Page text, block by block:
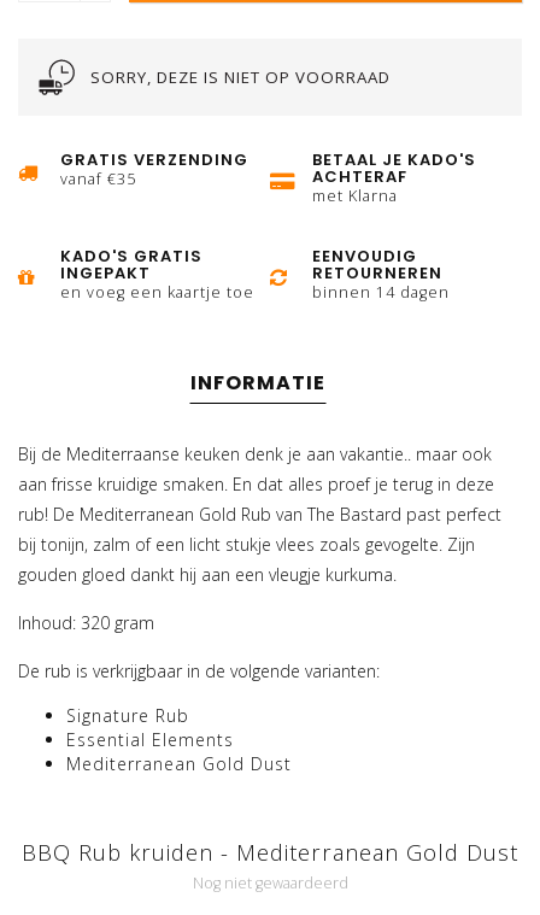
SORRY, DEZE IS NIET OP VOORRAAD
GRATIS VERZENDING
vanaf €35
BETAAL JE KADO'S
ACHTERAF
met Klarna
KADO'S GRATIS
INGEPAKT
en voeg een kaartje toe
EENVOUDIG
RETOURNEREN
binnen 14 dagen
INFORMATIE
Bij de Mediterraanse keuken denk je aan vakantie.. maar ook
aan frisse kruidige smaken. En dat alles proef je terug in deze
rub! De Mediterranean Gold Rub van The Bastard past perfect
bij tonijn, zalm of een licht stukje vlees zoals gevogelte. Zijn
gouden gloed dankt hij aan een vleugje kurkuma.
Inhoud: 320 gram
De rub is verkrijgbaar in de volgende varianten:
Signature Rub
Essential Elements
Mediterranean Gold Dust
BBQ Rub kruiden - Mediterranean Gold Dust
Nog niet gewaardeerd